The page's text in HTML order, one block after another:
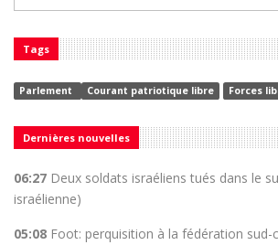
Tags
Parlement Courant patriotique libre Forces
Dernières nouvelles
06:27 Deux soldats israéliens tués dans le
israélienne)
05:08 Foot: perquisition à la fédération sud-